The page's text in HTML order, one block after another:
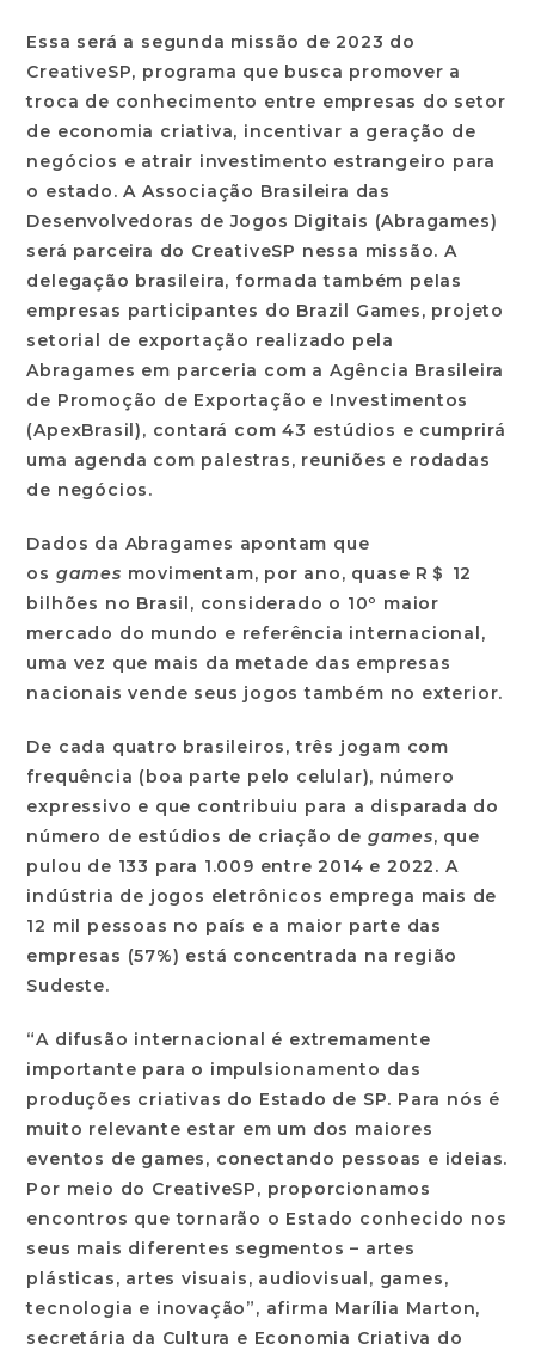
Essa será a segunda missão de 2023 do
CreativeSP, programa que busca promover a
troca de conhecimento entre empresas do setor
de economia criativa, incentivar a geração de
negócios e atrair investimento estrangeiro para
o estado. A Associação Brasileira das
Desenvolvedoras de Jogos Digitais (Abragames)
será parceira do CreativeSP nessa missão. A
delegação brasileira, formada também pelas
empresas participantes do Brazil Games, projeto
setorial de exportação realizado pela
Abragames em parceria com a Agência Brasileira
de Promoção de Exportação e Investimentos
(ApexBrasil), contará com 43 estúdios e cumprirá
uma agenda com palestras, reuniões e rodadas
de negócios.
Dados da Abragames apontam que
os games movimentam, por ano, quase R＄ 12
bilhões no Brasil, considerado o 10º maior
mercado do mundo e referência internacional,
uma vez que mais da metade das empresas
nacionais vende seus jogos também no exterior.
De cada quatro brasileiros, três jogam com
frequência (boa parte pelo celular), número
expressivo e que contribuiu para a disparada do
número de estúdios de criação de games, que
pulou de 133 para 1.009 entre 2014 e 2022. A
indústria de jogos eletrônicos emprega mais de
12 mil pessoas no país e a maior parte das
empresas (57%) está concentrada na região
Sudeste.
“A difusão internacional é extremamente
importante para o impulsionamento das
produções criativas do Estado de SP. Para nós é
muito relevante estar em um dos maiores
eventos de games, conectando pessoas e ideias.
Por meio do CreativeSP, proporcionamos
encontros que tornarão o Estado conhecido nos
seus mais diferentes segmentos – artes
plásticas, artes visuais, audiovisual, games,
tecnologia e inovação”, afirma Marília Marton,
secretária da Cultura e Economia Criativa do